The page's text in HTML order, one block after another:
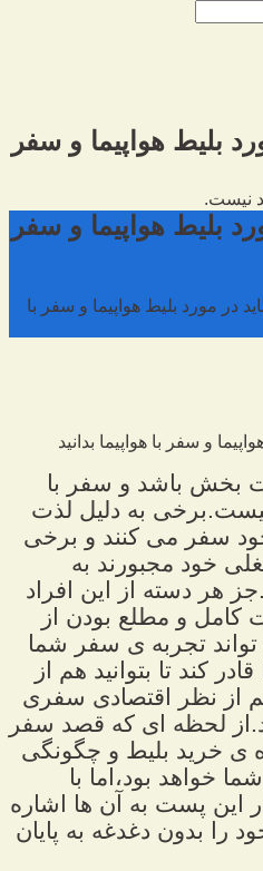
نیست.
بلیط هواپیما و سفر
بلیط هواپیما و سفر
در مورد بلیط هواپیما و سفر با
بخش باشد و سفر با
به دلیل لذت
سفر می کنند و برخی
خود مجبورند به
هر دسته از این افراد
کامل و مطلع بودن از
تجربه ی سفر شما
کند تا بتوانید هم از
از نظر اقتصادی سفری
لحظه ای که قصد سفر
ی خرید بلیط و چگونگی
خواهد بود،اما با
این پست به آن ها اشاره
را بدون دغدغه به پایان